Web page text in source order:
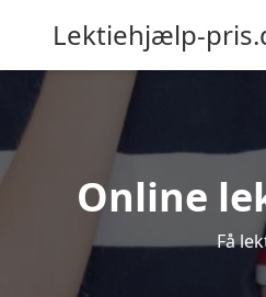
Lektiehjælp-
Online
Få